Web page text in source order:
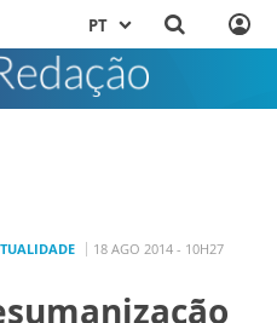
PT
18 AGO 2014 - 10H27